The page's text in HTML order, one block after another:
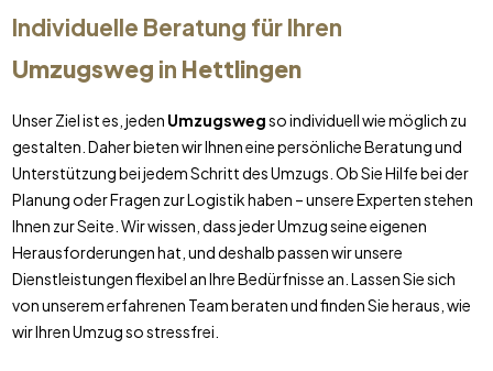
Individuelle Beratung für Ihren
Umzugsweg in Hettlingen
Unser Ziel ist es, jeden Umzugswegso individuell wie möglich zu
gestalten. Daher bieten wir Ihnen eine persönliche Beratung und
Unterstützung bei jedem Schritt des Umzugs. Ob Sie Hilfe bei der
Planung oder Fragen zur Logistik haben – unsere Experten stehen
Ihnen zur Seite. Wir wissen, dass jeder Umzug seine eigenen
Herausforderungen hat, und deshalb passen wir unsere
Dienstleistungen flexibel an Ihre Bedürfnisse an. Lassen Sie sich
von unserem erfahrenen Team beraten und finden Sie heraus, wie
wir Ihren Umzug so stressfrei.